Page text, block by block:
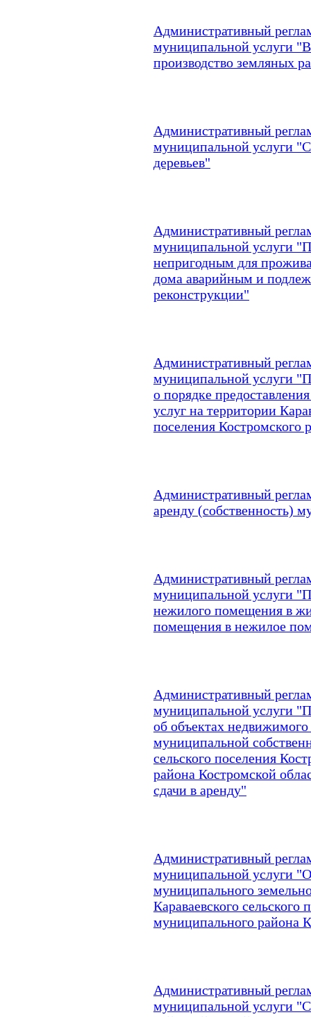
Административный
муниципальной услуги
производство земляных
Административный
муниципальной услуги
деревьев"
Административный
муниципальной услуги
непригодным для
дома аварийным и
реконструкции"
Административный
муниципальной услуги
о порядке
услуг на территории
поселения Костромского
Административный
аренду (собственность)
Административный
муниципальной услуги
нежилого помещения в
помещения в нежилое
Административный
муниципальной услуги
об объектах
муниципальной
сельского поселения
района Костромской
сдачи в аренду"
Административный
муниципальной услуги
муниципального
Караваевского сельского
муниципального района
Административный
муниципальной услуги